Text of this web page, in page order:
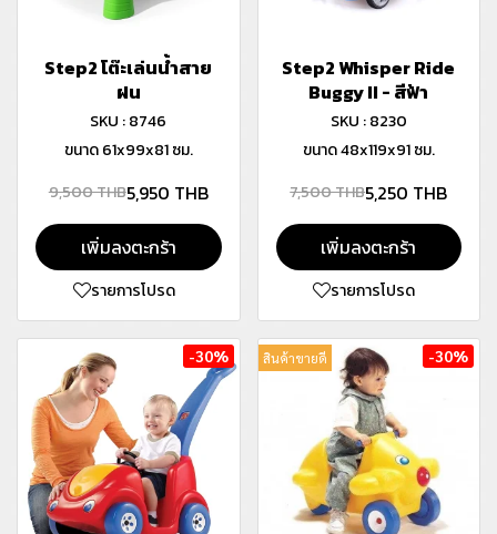
Step2 โต๊ะเล่นน้ำสาย
ฝน
SKU : 8746
ขนาด 61x99x81 ซม.
9,500 THB5,950 THB
เพิ่มลงตะกร้า
รายการโปรด
Step2 Whisper Ride
Buggy II - สีฟ้า
SKU : 8230
ขนาด 48x119x91 ซม.
7,500 THB5,250 THB
เพิ่มลงตะกร้า
รายการโปรด
-30% สินค้าขายดี -30%